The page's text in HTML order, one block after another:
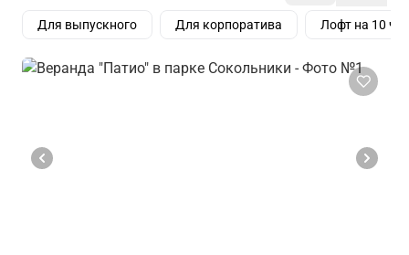
Для выпускного Для корпоратива Лофт на 10